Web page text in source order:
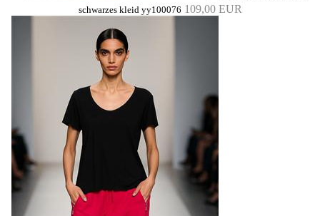
schwarzes kleid yy100076 109,00 EUR